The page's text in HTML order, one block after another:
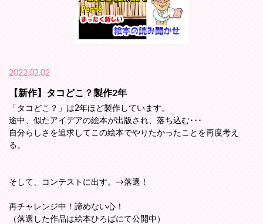
2022.02.02
【新作】タコどこ？製作2年
「タコどこ？」は2年ほど製作しています。
途中、似たアイデアの絵本が出版され、落ち込む･･･
自分らしさを追求してこの絵本でやりたかったことを再度考え
る。
そして、コンテストに出す。→落選！
再チャレンジ中！諦めない心！
（落選した作品は絵本ひろばにて公開中）